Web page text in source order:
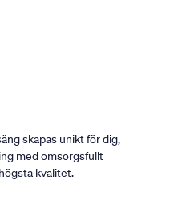
skapas unikt för dig,
med omsorgsfullt
kvalitet.